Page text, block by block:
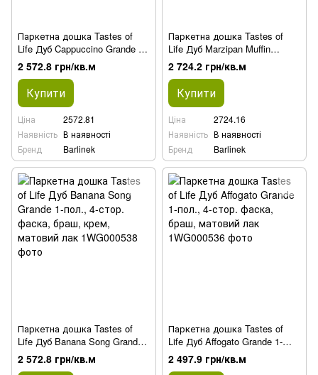
Паркетна дошка Tastes of
Life Дуб Cappuccino Grande 1-
пол., браш, 4-стор. фаска,
крем, матовий лак
2 572.8 грн/кв.м
Купити
Ціна
2572.81
Наявність В наявності
Бренд
Barlinek
Паркетна дошка Tastes of
Life Дуб Marzipan Muffin
Grande 1-пол., браш, 4-стор.
фаска, попіл, матовий лак
2 724.2 грн/кв.м
Купити
Ціна
2724.16
Наявність В наявності
Бренд
Barlinek
Паркетна дошка Tastes of
Life Дуб Banana Song Grande
1-пол., 4-стор. фаска, браш,
крем, матовий лак
2 572.8 грн/кв.м
Паркетна дошка Tastes of
Life Дуб Affogato Grande 1-
пол., 4-стор. фаска, браш,
матовий лак
2 497.9 грн/кв.м